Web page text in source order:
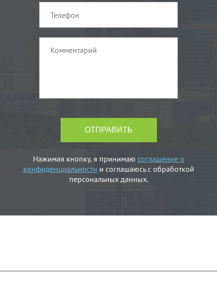
Нажимая кнопку, я принимаю соглашение о
конфиденциальности и соглашаюсь с обработкой
персональных данных.